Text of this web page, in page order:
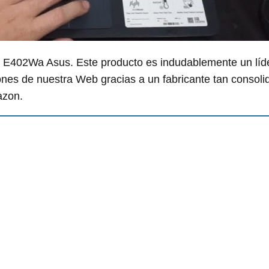
Asus. Este producto es indudablemente un
de nuestra Web gracias a un fabricante tan